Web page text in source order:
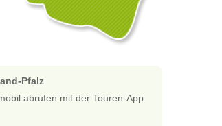
Pfalz
abrufen mit der Touren-App